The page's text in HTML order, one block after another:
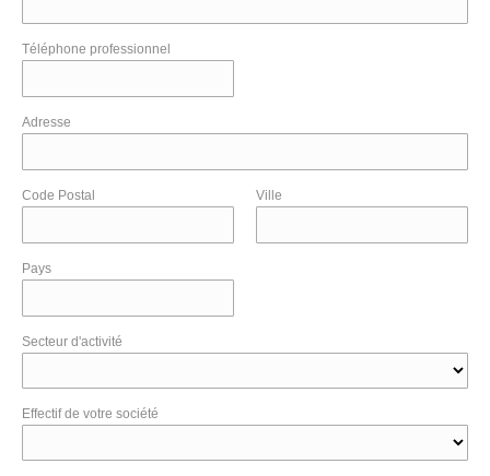
Téléphone professionnel
Adresse
Code Postal Ville
Pays
Secteur d'activité
Effectif de votre société